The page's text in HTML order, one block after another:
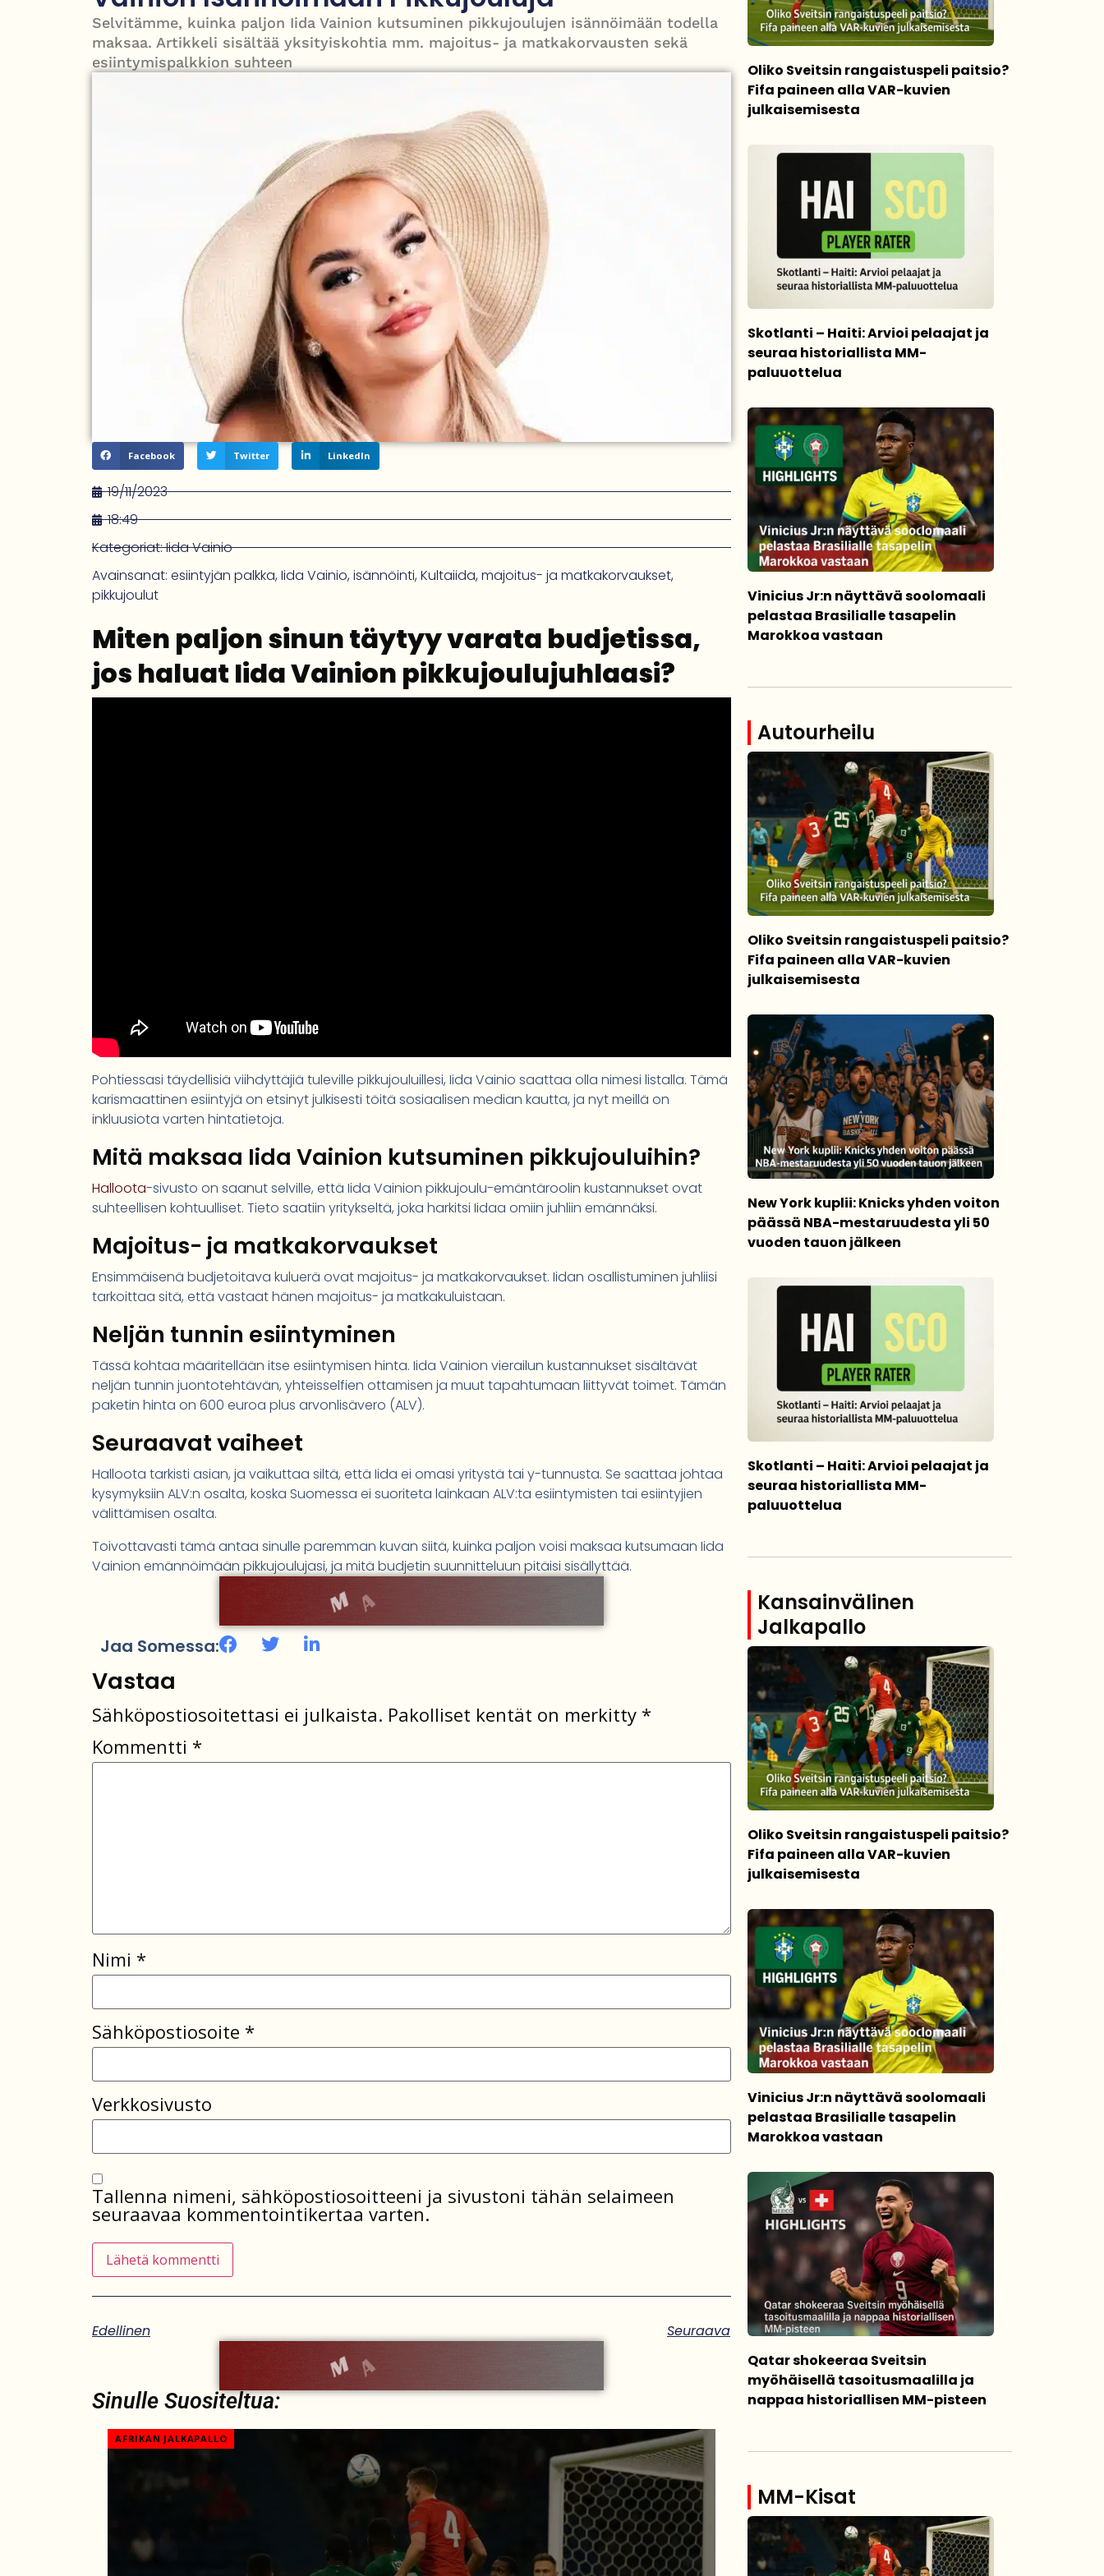
Nigel Farage vaatii ulkomaalaisten sulkemista pois sosiaalisesta asuntotuotannosta
Selvitämme, kuinka paljon Iida Vainion kutsuminen pikkujoulujen isännöimään todella
maksaa. Artikkeli sisältää yksityiskohtia mm. majoitus- ja matkakorvausten sekä
esiintymispalkkion suhteen
Facebook Twitter LinkedIn
19/11/2023
18:49
Kategoriat:Iida Vainio
Avainsanat: esiintyjän palkka,Iida Vainio,isännöinti,Kultaiida,majoitus- ja matkakorvaukset,
pikkujoulut
Miten paljon sinun täytyy varata budjetissa,
jos haluat Iida Vainion pikkujoulujuhlaasi?
Pohtiessasi täydellisiä viihdyttäjiä tuleville pikkujouluillesi, Iida Vainio saattaa olla nimesi listalla. Tämä
karismaattinen esiintyjä on etsinyt julkisesti töitä sosiaalisen median kautta, ja nyt meillä on
inkluusiota varten hintatietoja.
Mitä maksaa Iida Vainion kutsuminen pikkujouluihin?
Halloota-sivusto on saanut selville, että Iida Vainion pikkujoulu-emäntäroolin kustannukset ovat
suhteellisen kohtuulliset. Tieto saatiin yritykseltä, joka harkitsi Iidaa omiin juhliin emännäksi.
Majoitus- ja matkakorvaukset
Ensimmäisenä budjetoitava kuluerä ovat majoitus- ja matkakorvaukset. Iidan osallistuminen juhliisi
tarkoittaa sitä, että vastaat hänen majoitus- ja matkakuluistaan.
Neljän tunnin esiintyminen
Tässä kohtaa määritellään itse esiintymisen hinta. Iida Vainion vierailun kustannukset sisältävät
neljän tunnin juontotehtävän, yhteisselfien ottamisen ja muut tapahtumaan liittyvät toimet. Tämän
paketin hinta on 600 euroa plus arvonlisävero (ALV).
Seuraavat vaiheet
Halloota tarkisti asian, ja vaikuttaa siltä, että Iida ei omasi yritystä tai y-tunnusta. Se saattaa johtaa
kysymyksiin ALV:n osalta, koska Suomessa ei suoriteta lainkaan ALV:ta esiintymisten tai esiintyjien
välittämisen osalta.
Toivottavasti tämä antaa sinulle paremman kuvan siitä, kuinka paljon voisi maksaa kutsumaan Iida
Vainion emännöimään pikkujoulujasi, ja mitä budjetin suunnitteluun pitäisi sisällyttää.
Jaa Somessa:
Vastaa
Sähköpostiosoitettasi ei julkaista. Pakolliset kentät on merkitty *
Kommentti *
Nimi *
Sähköpostiosoite *
Verkkosivusto
Tallenna nimeni, sähköpostiosoitteeni ja sivustoni tähän selaimeen
seuraavaa kommentointikertaa varten.
Edellinen Seuraava
Sinulle Suositeltua:
AFRIKAN JALKAPALLO
Oliko Sveitsin rangaistuspeli paitsio?
Fifa paineen alla VAR-kuvien
julkaisemisesta
Skotlanti – Haiti: Arvioi pelaajat ja
seuraa historiallista MM-
paluuottelua
Vinicius Jr:n näyttävä soolomaali
pelastaa Brasilialle tasapelin
Marokkoa vastaan
Autourheilu
Oliko Sveitsin rangaistuspeli paitsio?
Fifa paineen alla VAR-kuvien
julkaisemisesta
New York kuplii: Knicks yhden voiton
päässä NBA-mestaruudesta yli 50
vuoden tauon jälkeen
Skotlanti – Haiti: Arvioi pelaajat ja
seuraa historiallista MM-
paluuottelua
Kansainvälinen
Jalkapallo
Oliko Sveitsin rangaistuspeli paitsio?
Fifa paineen alla VAR-kuvien
julkaisemisesta
Vinicius Jr:n näyttävä soolomaali
pelastaa Brasilialle tasapelin
Marokkoa vastaan
Qatar shokeeraa Sveitsin
myöhäisellä tasoitusmaalilla ja
nappaa historiallisen MM-pisteen
MM-Kisat